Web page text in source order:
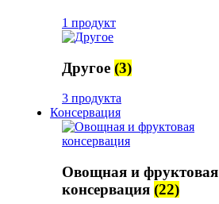
1 продукт
Другое (3)
3 продукта
Консервация
Овощная и фруктовая
консервация (22)